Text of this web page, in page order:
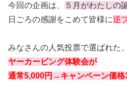
今回の企画は、 ５月がわたしの
日ごろの感謝をこめて皆様に逆
みなさんの人気投票で選ばれた、
ヤーカービング体験会が
通常5,000円→キャンペーン価格